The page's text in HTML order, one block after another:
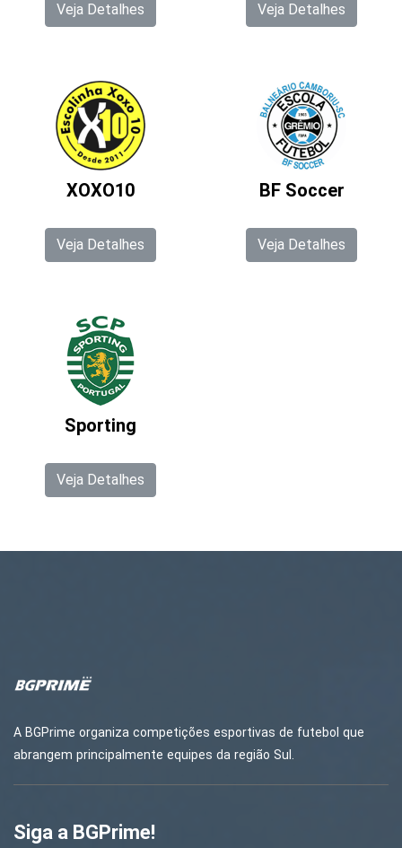
Veja Detalhes Veja Detalhes
XOXO10
Veja Detalhes
BF Soccer
Veja Detalhes
Sporting
Veja Detalhes
A BGPrime organiza competições esportivas de futebol que
abrangem principalmente equipes da região Sul.
Siga a BGPrime!